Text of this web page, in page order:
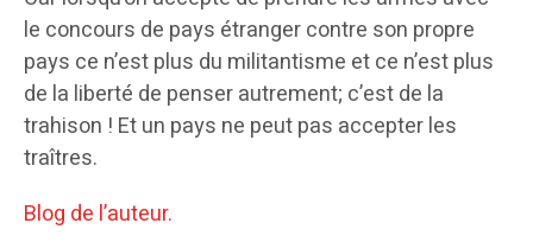
le concours de pays étranger contre son propre
pays ce n’est plus du militantisme et ce n’est plus
de la liberté de penser autrement; c’est de la
trahison ! Et un pays ne peut pas accepter les
traîtres.
Blog de l’auteur.